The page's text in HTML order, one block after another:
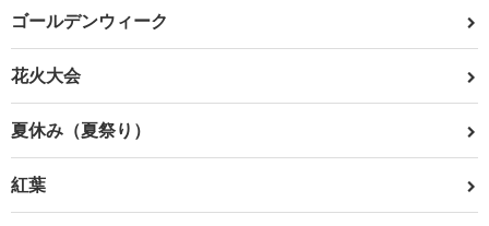
ゴールデンウィーク
花火大会
夏休み（夏祭り）
紅葉